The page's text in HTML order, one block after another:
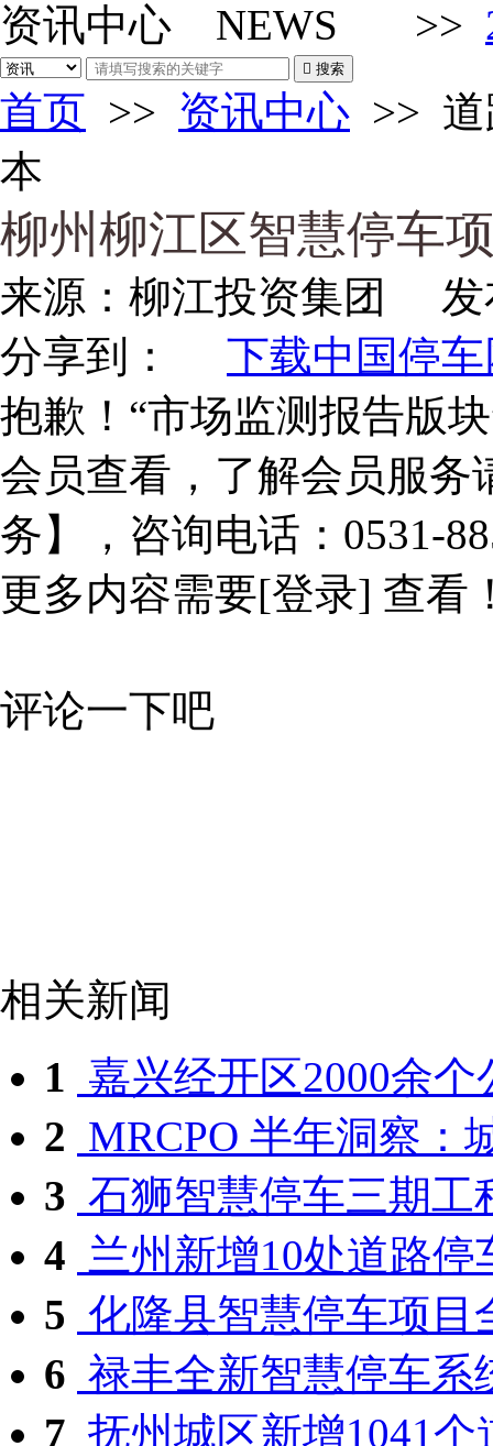
资讯中心 NEWS >>
 搜索
首页 >> 资讯中心 >>
本
柳州柳江区智慧停车
来源： 柳江投资集团
发
分享到：
下载中国停车
抱歉！“市场监测报告版
会员查看，了解会员服务
务】，咨询电话：0531-
更多内容需要[登录] 查看
评论一下吧
相关新闻
1 嘉兴经开区2000余个
2 MRCPO 半年洞察：
3 石狮智慧停车三期工
4 兰州新增10处道路停
5 化隆县智慧停车项目
6 禄丰全新智慧停车系
7 抚州城区新增1041个